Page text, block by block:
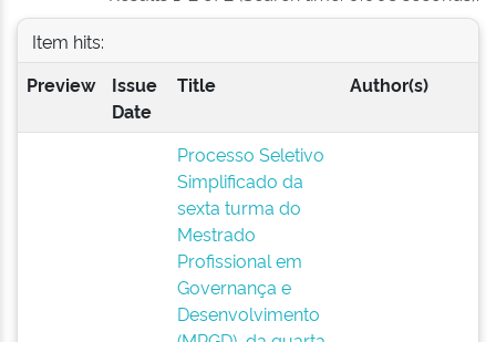
Item hits:
Preview
Issue
Date
Title Author(s)
Processo Seletivo
Simplificado da
sexta turma do
Mestrado
Profissional em
Governança e
Desenvolvimento